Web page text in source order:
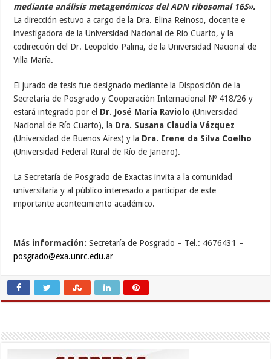
mediante análisis metagenómicos del ADN ribosomal 16S».
La dirección estuvo a cargo de la Dra. Elina Reinoso, docente e
investigadora de la Universidad Nacional de Río Cuarto, y la
codirección del Dr. Leopoldo Palma, de la Universidad Nacional de
Villa María.
El jurado de tesis fue designado mediante la Disposición de la
Secretaría de Posgrado y Cooperación Internacional Nº 418/26 y
estará integrado por el Dr. José María Raviolo (Universidad
Nacional de Río Cuarto), la Dra. Susana Claudia Vázquez
(Universidad de Buenos Aires) y la Dra. Irene da Silva Coelho
(Universidad Federal Rural de Río de Janeiro).
La Secretaría de Posgrado de Exactas invita a la comunidad
universitaria y al público interesado a participar de este
importante acontecimiento académico.
Más información: Secretaría de Posgrado – Tel.: 4676431 –
posgrado@exa.unrc.edu.ar